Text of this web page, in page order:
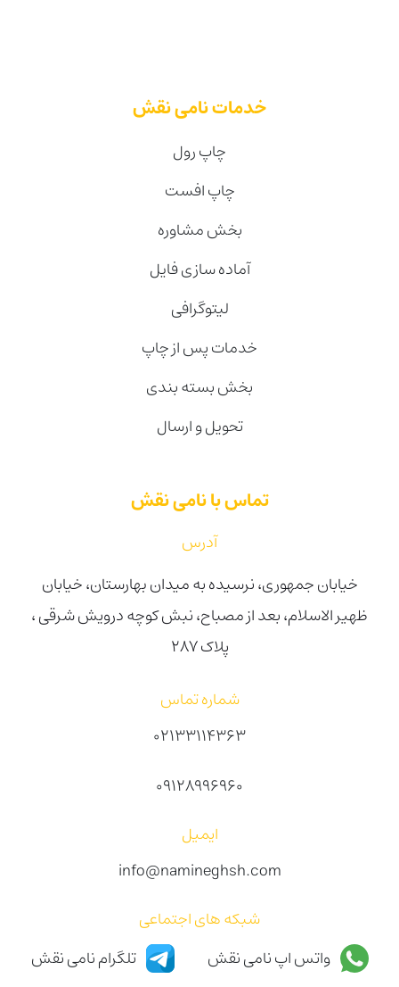
خدمات نامی نقش
چاپ رول
چاپ افست
بخش مشاوره
آماده سازی فایل
لیتوگرافی
خدمات پس از چاپ
بخش بسته بندی
تحویل و ارسال
تماس با نامی نقش
آدرس
خیابان جمهوری، نرسیده به میدان بهارستان، خیابان
ظهیر الاسلام، بعد از مصباح، نبش کوچه درویش شرقی ،
پلاک ۲۸۷
شماره تماس
02133114363
09128996960
ایمیل
info@namineghsh.com
شبکه های اجتماعی
واتس اپ نامی نقش
تلگرام نامی نقش